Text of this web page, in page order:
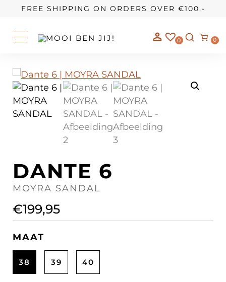
FREE SHIPPING ON ORDERS OVER €100,-
0 0
OUR STORY
DANTE 6
MOYRA SANDAL
€199,95
MAAT
38 39 40